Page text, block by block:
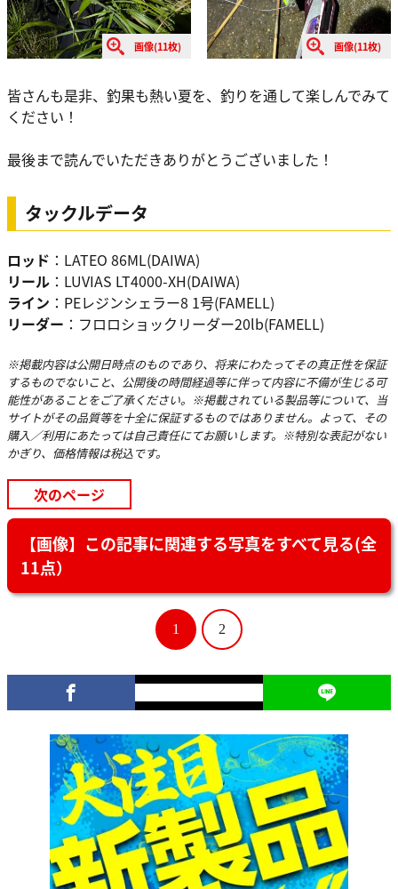
画像(11枚) 画像(11枚)
皆さんも是非、釣果も熱い夏を、釣りを通して楽しんでみて
ください！
最後まで読んでいただきありがとうございました！
タックルデータ
ロッド ：LATEO 86ML(DAIWA)
リール ：LUVIAS LT4000-XH(DAIWA)
ライン ：PEレジンシェラー8 1号(FAMELL)
リーダー ：フロロショックリーダー20lb(FAMELL)
※掲載内容は公開日時点のものであり、将来にわたってその真正性を保証
するものでないこと、公開後の時間経過等に伴って内容に不備が生じる可
能性があることをご了承ください。※掲載されている製品等について、当
サイトがその品質等を十全に保証するものではありません。よって、その
購入／利用にあたっては自己責任にてお願いします。※特別な表記がない
かぎり、価格情報は税込です。
次のページ
【画像】この記事に関連する写真をすべて見る(全
11点）
1 2